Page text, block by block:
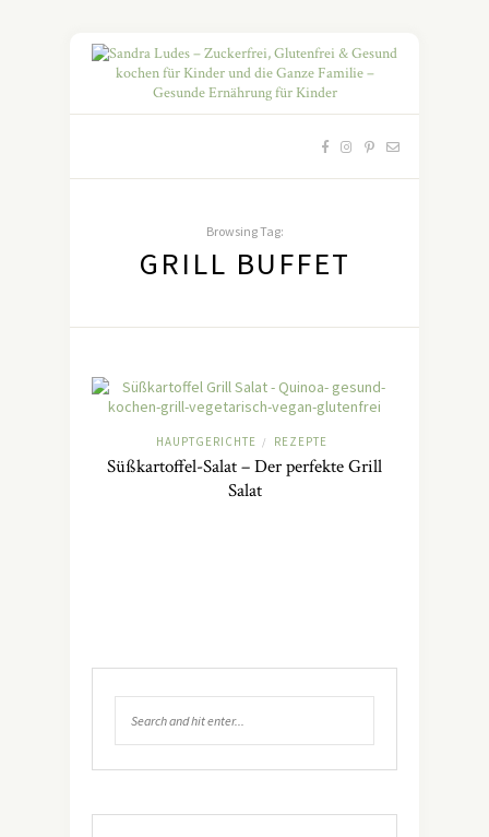
Browsing Tag:
GRILL BUFFET
HAUPTGERICHTE / REZEPTE
Süßkartoffel-Salat – Der perfekte Grill
Salat